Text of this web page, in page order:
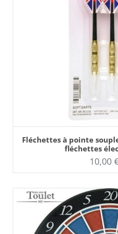
Fléchettes à pointe
fléchettes
10,00